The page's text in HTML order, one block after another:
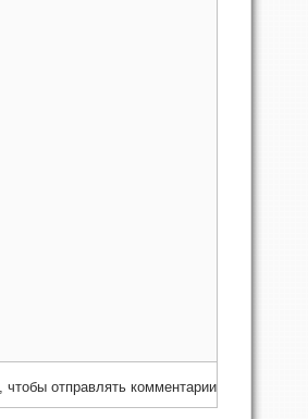
, чтобы отправлять комментарии